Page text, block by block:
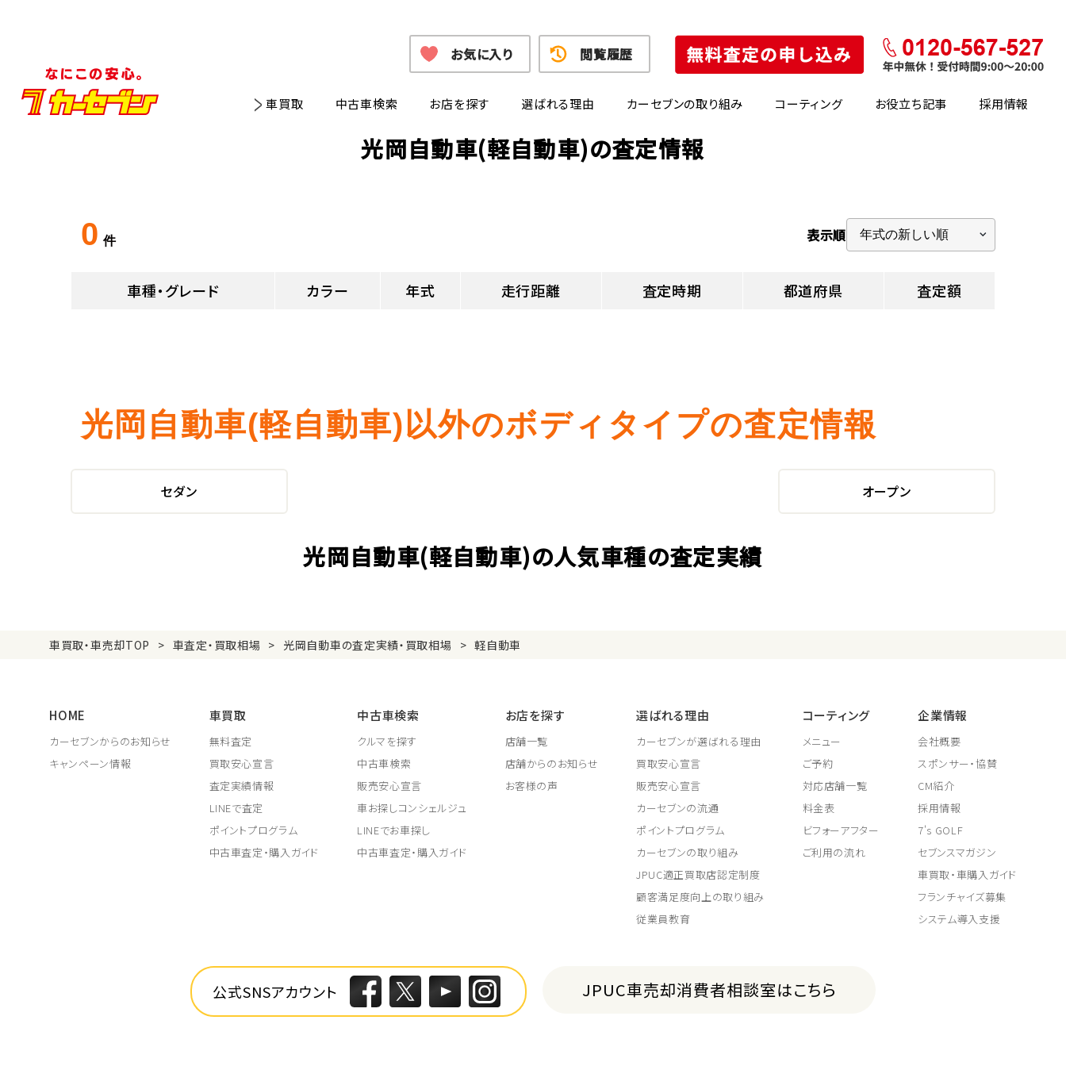
車買取 中古車検索 お店を探す 選ばれる理由 カーセブンの取り組み コーティング お役立ち記事 採用情報
お気に入り 閲覧履歴
光岡自動車(軽自動車)の査定情報
0 件 表示順
車種・グレード カラー 年式 走行距離 査定時期 都道府県 査定額
光岡自動車(軽自動車)以外のボディタイプの査定情報
セダン オープン
光岡自動車(軽自動車)の人気車種の査定実績
車買取・車売却TOP 車査定・買取相場 光岡自動車の査定実績・買取相場 軽自動車
HOME
カーセブンからのお知らせ
キャンペーン情報
車買取
無料査定
買取安心宣言
査定実績情報
LINEで査定
ポイントプログラム
中古車査定・購入ガイド
中古車検索
クルマを探す
中古車検索
販売安心宣言
車お探しコンシェルジュ
LINEでお車探し
中古車査定・購入ガイド
お店を探す
店舗一覧
店舗からのお知らせ
お客様の声
選ばれる理由
カーセブンが選ばれる理由
買取安心宣言
販売安心宣言
カーセブンの流通
ポイントプログラム
カーセブンの取り組み
JPUC適正買取店認定制度
顧客満足度向上の取り組み
従業員教育
コーティング
メニュー
ご予約
対応店舗一覧
料金表
ビフォーアフター
ご利用の流れ
企業情報
会社概要
スポンサー・協賛
CM紹介
採用情報
7's GOLF
セブンスマガジン
車買取・車購入ガイド
フランチャイズ募集
システム導入支援
公式SNSアカウント JPUC車売却消費者相談室はこちら